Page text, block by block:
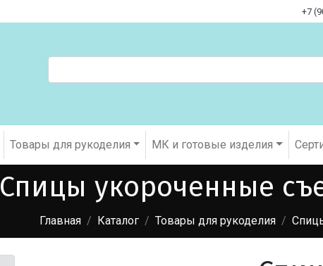
+7
Товары для рукоделия МК и готовые изделия
Спицы укороченные
Главная Каталог Товары для рукоделия